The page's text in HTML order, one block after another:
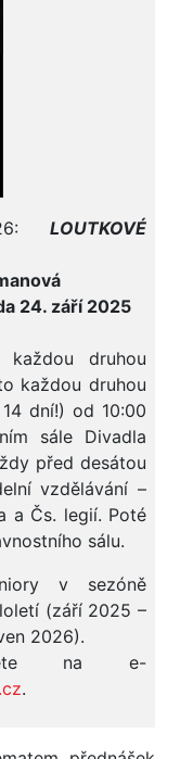
LOUTKOVÉ
24. září 2025
každou druhou
každou druhou
dní!) od 10:00
sále Divadla
před desátou
vzdělávání –
a Čs. legií. Poté
sálu.
v sezóně
(září 2025 –
2026).
na e-
.